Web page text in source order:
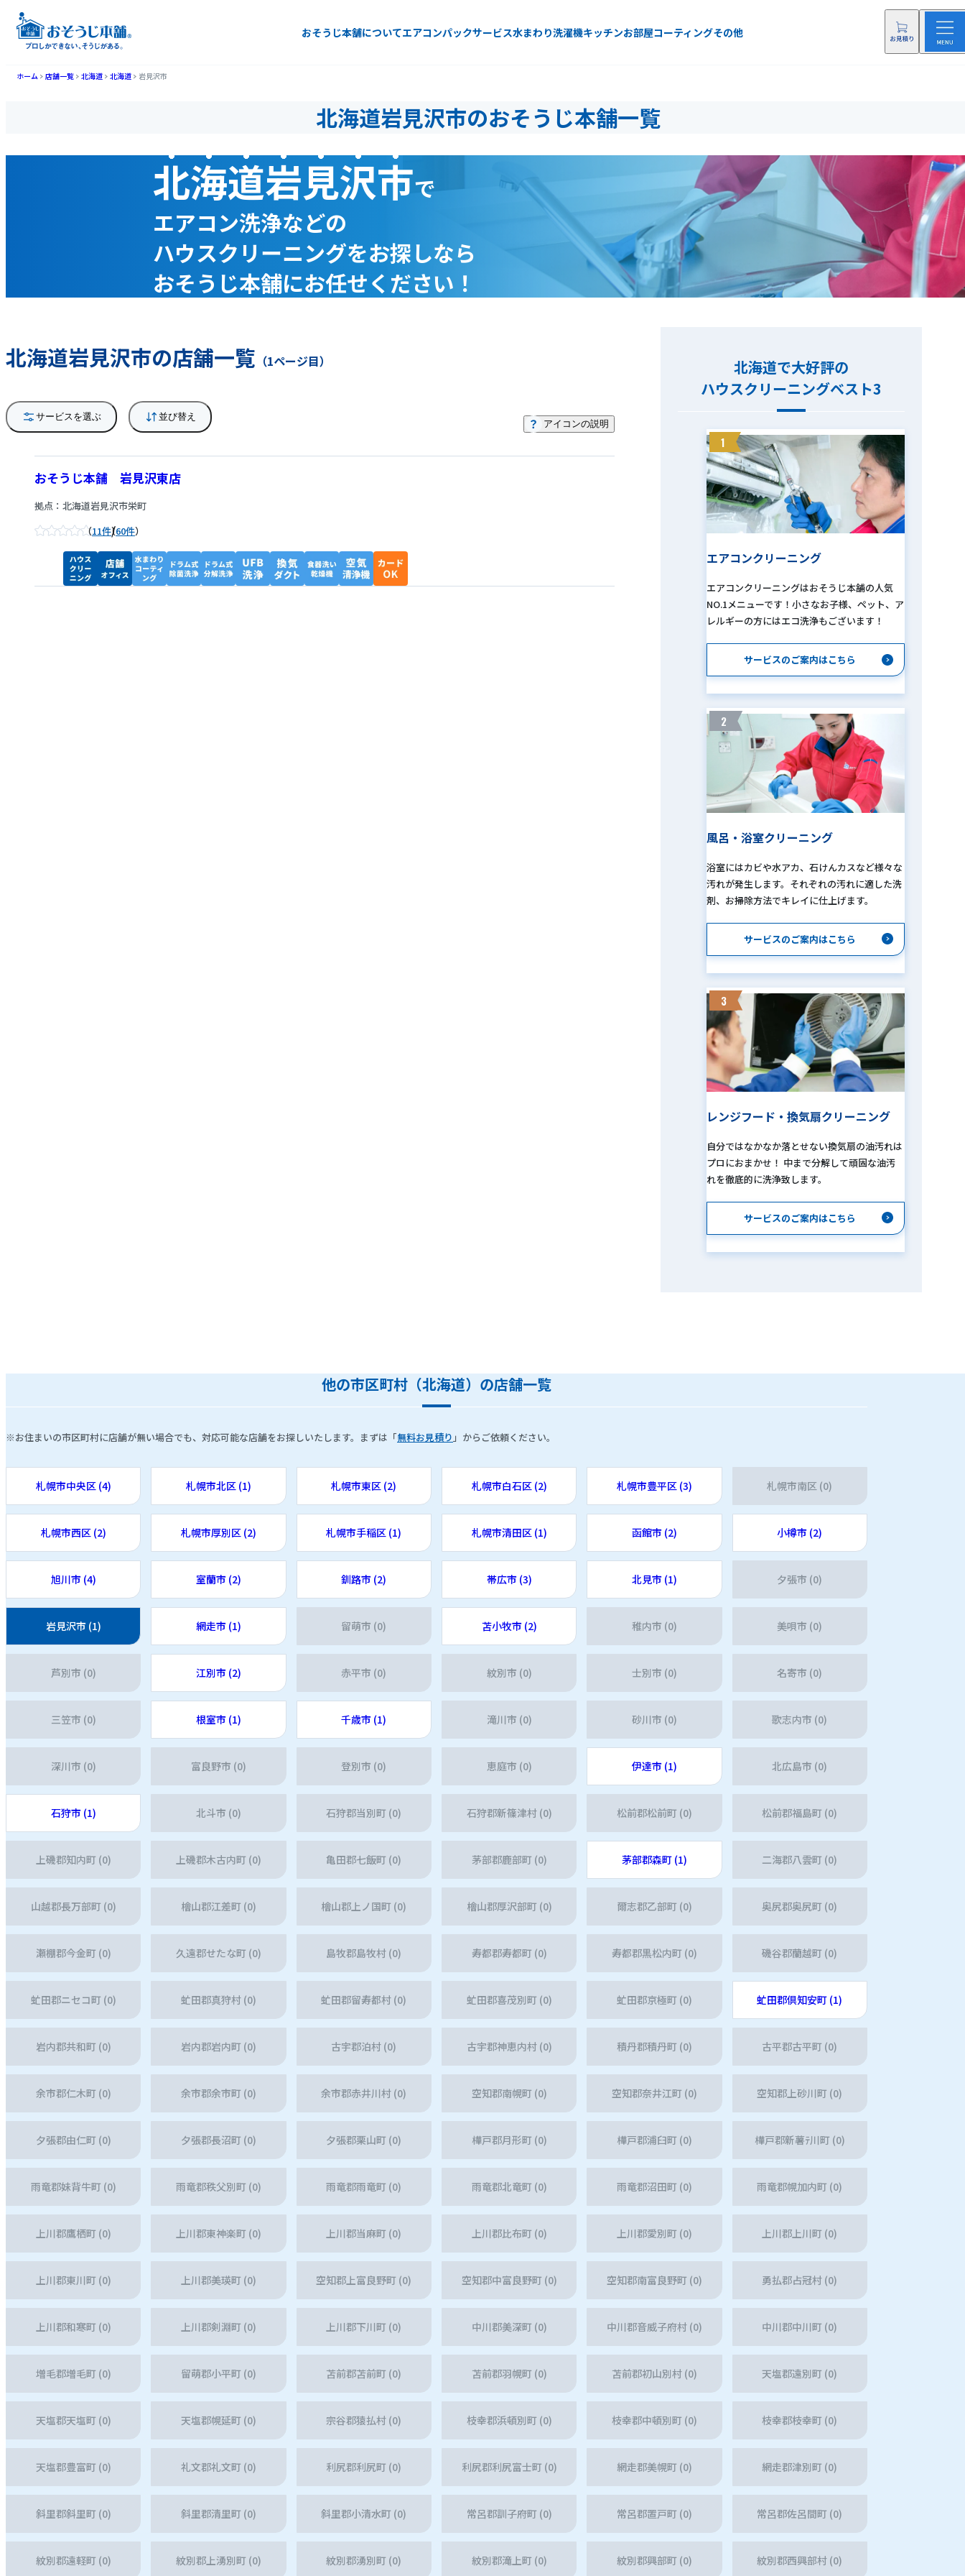
おそうじ本舗についてエアコンパックサービス水まわり洗濯機キッチンお部屋コーティングその他
ホーム 店舗一覧 北海道 北海道 岩見沢市
北海道岩見沢市のおそうじ本舗一覧
北海道岩見沢市で
エアコン洗浄などの
ハウスクリーニングをお探しなら
おそうじ本舗にお任せください！
北海道岩見沢市の店舗一覧 （1ページ目）
サービスを選ぶ 並び替え
アイコンの説明
おそうじ本舗 岩見沢東店
拠点：北海道岩見沢市栄町
11件/60件
北海道で大好評の
ハウスクリーニングベスト3
1
エアコンクリーニング
エアコンクリーニングはおそうじ本舗の人気
NO.1メニューです！小さなお子様、ペット、ア
レルギーの方にはエコ洗浄もございます！
サービスのご案内はこちら
2
風呂・浴室クリーニング
浴室にはカビや水アカ、石けんカスなど様々な
汚れが発生します。それぞれの汚れに適した洗
剤、お掃除方法でキレイに仕上げます。
サービスのご案内はこちら
3
レンジフード・換気扇クリーニング
自分ではなかなか落とせない換気扇の油汚れは
プロにおまかせ！ 中まで分解して頑固な油汚
れを徹底的に洗浄致します。
サービスのご案内はこちら
他の市区町村（北海道）の店舗一覧
※お住まいの市区町村に店舗が無い場合でも、対応可能な店舗をお探しいたします。まずは「無料お見積り 」からご依頼ください。
札幌市中央区 (4) 札幌市北区 (1) 札幌市東区 (2) 札幌市白石区 (2) 札幌市豊平区 (3) 札幌市南区 (0)
札幌市西区 (2) 札幌市厚別区 (2) 札幌市手稲区 (1) 札幌市清田区 (1) 函館市 (2) 小樽市 (2)
旭川市 (4) 室蘭市 (2) 釧路市 (2) 帯広市 (3) 北見市 (1) 夕張市 (0)
岩見沢市 (1) 網走市 (1) 留萌市 (0) 苫小牧市 (2) 稚内市 (0) 美唄市 (0)
芦別市 (0) 江別市 (2) 赤平市 (0) 紋別市 (0) 士別市 (0) 名寄市 (0)
三笠市 (0) 根室市 (1) 千歳市 (1) 滝川市 (0) 砂川市 (0) 歌志内市 (0)
深川市 (0) 富良野市 (0) 登別市 (0) 恵庭市 (0) 伊達市 (1) 北広島市 (0)
石狩市 (1) 北斗市 (0) 石狩郡当別町 (0) 石狩郡新篠津村 (0) 松前郡松前町 (0) 松前郡福島町 (0)
上磯郡知内町 (0) 上磯郡木古内町 (0) 亀田郡七飯町 (0) 茅部郡鹿部町 (0) 茅部郡森町 (1) 二海郡八雲町 (0)
山越郡長万部町 (0) 檜山郡江差町 (0) 檜山郡上ノ国町 (0) 檜山郡厚沢部町 (0) 爾志郡乙部町 (0) 奥尻郡奥尻町 (0)
瀬棚郡今金町 (0) 久遠郡せたな町 (0) 島牧郡島牧村 (0) 寿都郡寿都町 (0) 寿都郡黒松内町 (0) 磯谷郡蘭越町 (0)
虻田郡ニセコ町 (0) 虻田郡真狩村 (0) 虻田郡留寿都村 (0) 虻田郡喜茂別町 (0) 虻田郡京極町 (0) 虻田郡倶知安町 (1)
岩内郡共和町 (0) 岩内郡岩内町 (0) 古宇郡泊村 (0) 古宇郡神恵内村 (0) 積丹郡積丹町 (0) 古平郡古平町 (0)
余市郡仁木町 (0) 余市郡余市町 (0) 余市郡赤井川村 (0) 空知郡南幌町 (0) 空知郡奈井江町 (0) 空知郡上砂川町 (0)
夕張郡由仁町 (0) 夕張郡長沼町 (0) 夕張郡栗山町 (0) 樺戸郡月形町 (0) 樺戸郡浦臼町 (0) 樺戸郡新薯ﾃ川町 (0)
雨竜郡妹背牛町 (0) 雨竜郡秩父別町 (0) 雨竜郡雨竜町 (0) 雨竜郡北竜町 (0) 雨竜郡沼田町 (0) 雨竜郡幌加内町 (0)
上川郡鷹栖町 (0) 上川郡東神楽町 (0) 上川郡当麻町 (0) 上川郡比布町 (0) 上川郡愛別町 (0) 上川郡上川町 (0)
上川郡東川町 (0) 上川郡美瑛町 (0) 空知郡上富良野町 (0) 空知郡中富良野町 (0) 空知郡南富良野町 (0) 勇払郡占冠村 (0)
上川郡和寒町 (0) 上川郡剣淵町 (0) 上川郡下川町 (0) 中川郡美深町 (0) 中川郡音威子府村 (0) 中川郡中川町 (0)
増毛郡増毛町 (0) 留萌郡小平町 (0) 苫前郡苫前町 (0) 苫前郡羽幌町 (0) 苫前郡初山別村 (0) 天塩郡遠別町 (0)
天塩郡天塩町 (0) 天塩郡幌延町 (0) 宗谷郡猿払村 (0) 枝幸郡浜頓別町 (0) 枝幸郡中頓別町 (0) 枝幸郡枝幸町 (0)
天塩郡豊富町 (0) 礼文郡礼文町 (0) 利尻郡利尻町 (0) 利尻郡利尻富士町 (0) 網走郡美幌町 (0) 網走郡津別町 (0)
斜里郡斜里町 (0) 斜里郡清里町 (0) 斜里郡小清水町 (0) 常呂郡訓子府町 (0) 常呂郡置戸町 (0) 常呂郡佐呂間町 (0)
紋別郡遠軽町 (0) 紋別郡上湧別町 (0) 紋別郡湧別町 (0) 紋別郡滝上町 (0) 紋別郡興部町 (0) 紋別郡西興部村 (0)